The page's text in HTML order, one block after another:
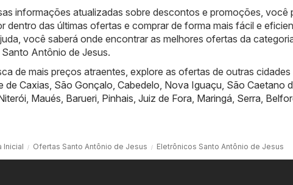
informações atualizadas sobre descontos e promoções, você
dentro das últimas ofertas e comprar de forma mais fácil e
você saberá onde encontrar as melhores ofertas da
Antônio de Jesus.
de mais preços atraentes, explore as ofertas de outras cidades
de Caxias, São Gonçalo, Cabedelo, Nova Iguaçu, São Caetano
, Maués, Barueri, Pinhais, Juiz de Fora, Maringá, Serra,
Inicial Ofertas Santo Antônio de Jesus Eletrônicos Santo Antônio de Jesus